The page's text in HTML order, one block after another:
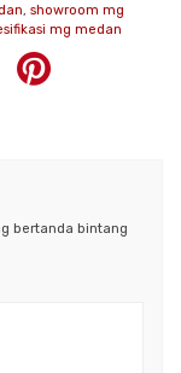
, showroom mg
mg medan
bertanda bintang